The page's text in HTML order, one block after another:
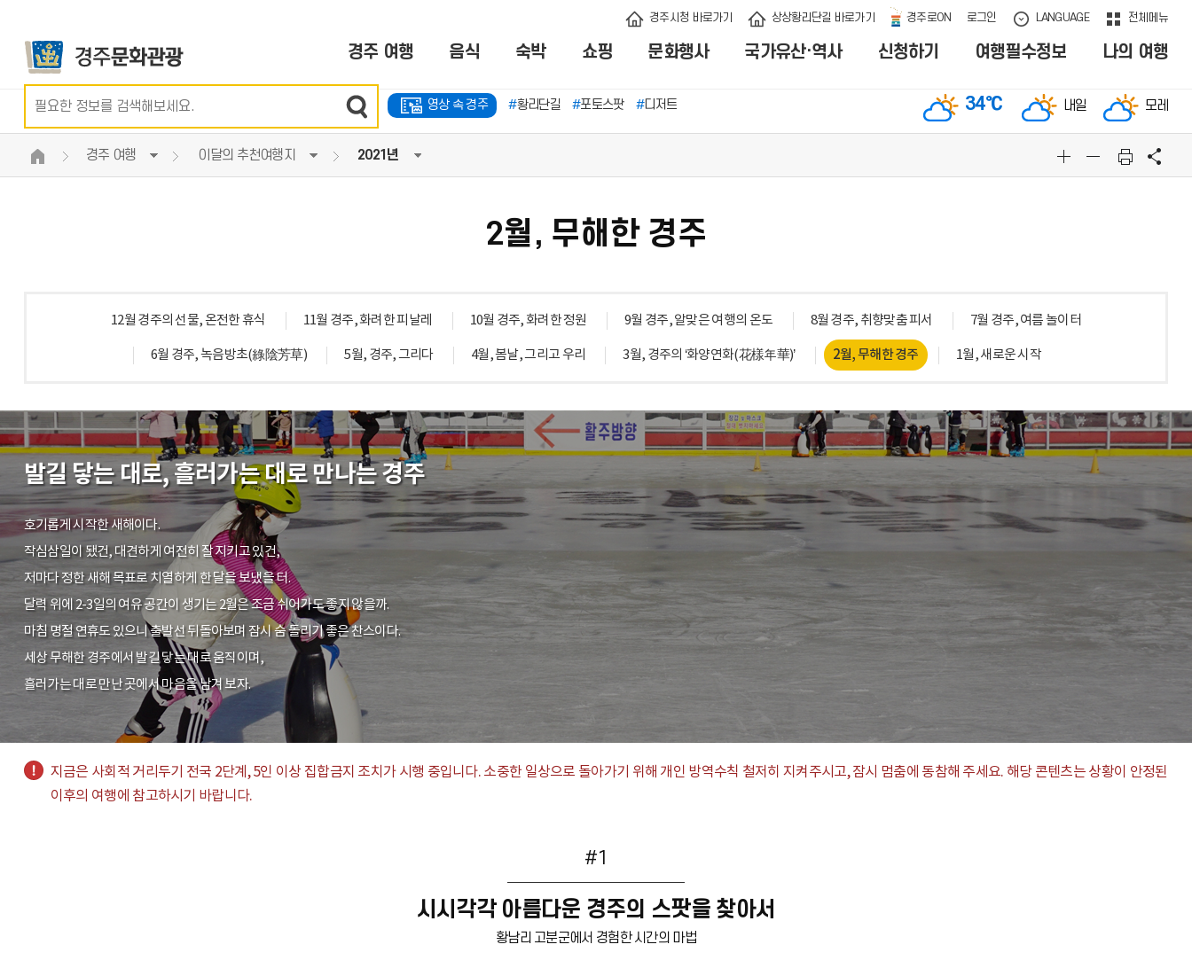
경주시청 바로가기 상상황리단길 바로가기 경주로ON 로그인 LANGUAGE 전체메뉴
경주 여행
이달의 추천여행지
권역별 관광지
여행코스추천
영상으로보는경주
음식
카페&찻집
향토음식 별채반
숙박
호텔
콘도
쇼핑
경주의 빵
경주의 다양한 술
문화행사
이달의 축제 및 행사
정기 축제 행사 안내
공연전시 정보
국가유산·역사
경주의 역사
분류별 국가유산
신청하기
문화관광해설신청
황성공원 숲체험 신청
신라대종타종체험신청
관광책자 e-book
경주 단체관광 인센티브 지급
여행필수정보
교통정보
경주로ON
나의 여행
스크랩 리스트
여행공유
문화관광 통합검색
34℃
영상 속 경주 #황리단길 #포토스팟 #디저트 34℃ 내일 모레
경주 여행 이달의 추천여행지 2021년
2월, 무해한 경주
12월 경주의 선물, 온전한 휴식 11월 경주, 화려한 피날레 10월 경주, 화려한 정원 9월 경주, 알맞은 여행의 온도 8월 경주, 취향맞춤 피서 7월 경주, 여름 놀이터
6월 경주, 녹음방초(綠陰芳草) 5월, 경주, 그리다 4월, 봄날, 그리고 우리 3월, 경주의 ‘화양연화(花樣年華)’ 2월, 무해한 경주 1월, 새로운 시작
발길 닿는 대로, 흘러가는 대로 만나는 경주
호기롭게 시작한 새해이다.
작심삼일이 됐건, 대견하게 여전히 잘 지키고 있건,
저마다 정한 새해 목표로 치열하게 한 달을 보냈을 터.
달력 위에 2-3일의 여유 공간이 생기는 2월은 조금 쉬어가도 좋지 않을까.
마침 명절 연휴도 있으니 출발선 뒤돌아보며 잠시 숨 돌리기 좋은 찬스이다.
세상 무해한 경주에서 발길 닿는 대로 움직이며,
흘러가는 대로 만난 곳에서 마음을 남겨 보자.
지금은 사회적 거리두기 전국 2단계, 5인 이상 집합금지 조치가 시행 중입니다. 소중한 일상으로 돌아가기 위해 개인 방역수칙 철저히 지켜주시고, 잠시 멈춤에 동참해 주세요. 해당 콘텐츠는 상황이 안정된
이후의 여행에 참고하시기 바랍니다.
#1
시시각각 아름다운 경주의 스팟을 찾아서
황남리 고분군에서 경험한 시간의 마법